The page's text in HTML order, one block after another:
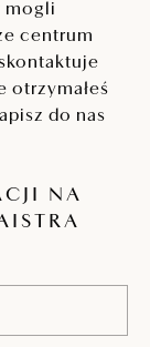
mogli
centrum
otrzymałeś
do nas
NA